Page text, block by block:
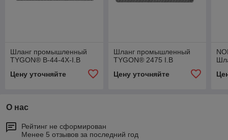
Шланг промышленный
TYGON® B-44-4X-I.B
Цену уточняйте
Шланг промышленный
TYGON® 2475 I.B
Цену уточняйте
О нас
Рейтинг не сформирован
Менее 5 отзывов за последний год